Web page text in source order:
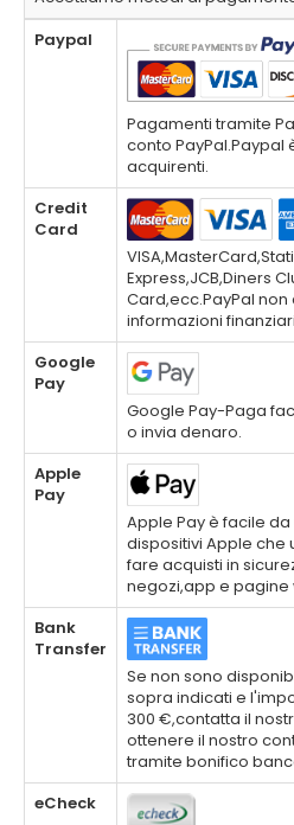
Paypal
Pagamenti tramite
conto PayPal.Paypal
acquirenti.
Credit
Card
Express,JCB,Diners
Card,ecc.PayPal
informazioni
Google
Pay
Google Pay-Paga
o invia denaro.
Apple
Pay
Apple Pay è facile
dispositivi Apple che
fare acquisti in
negozi,app e pagine
Bank
Transfer
Se non sono
sopra indicati e
300 €,contatta il
ottenere il nostro
tramite bonifico
eCheck